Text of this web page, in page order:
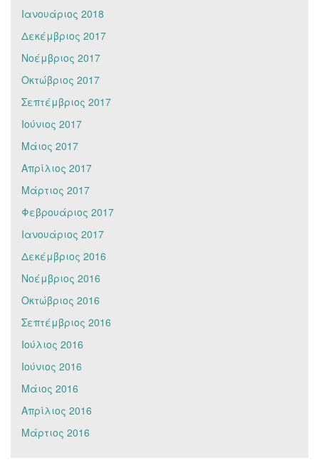
Ιανουάριος 2018
Δεκέμβριος 2017
Νοέμβριος 2017
Οκτώβριος 2017
Σεπτέμβριος 2017
Ιούνιος 2017
Μάιος 2017
Απρίλιος 2017
Μάρτιος 2017
Φεβρουάριος 2017
Ιανουάριος 2017
Δεκέμβριος 2016
Νοέμβριος 2016
Οκτώβριος 2016
Σεπτέμβριος 2016
Ιούλιος 2016
Ιούνιος 2016
Μάιος 2016
Απρίλιος 2016
Μάρτιος 2016